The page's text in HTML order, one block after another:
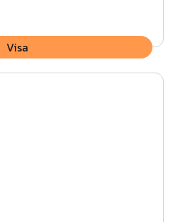
Visa